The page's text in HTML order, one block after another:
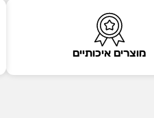
מוצרים איכותיים